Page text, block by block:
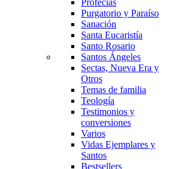
Profecías
Purgatorio y Paraíso
Sanación
Santa Eucaristía
Santo Rosario
Santos Ángeles
Sectas, Nueva Era y
Otros
Temas de familia
Teología
Testimonios y
conversiones
Varios
Vidas Ejemplares y
Santos
Bestsellers